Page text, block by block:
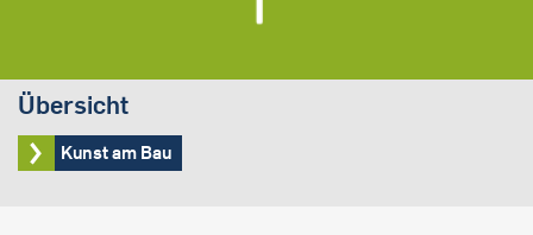
Übersicht
Kunst am Bau